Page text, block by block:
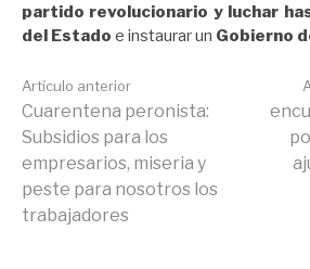
partido revolucionario y luchar
del Estado e instaurar un Gobierno
Seguir
leyendo
Artículo anterior
Cuarentena peronista:
Subsidios para los
empresarios, miseria y
peste para nosotros los
trabajadores